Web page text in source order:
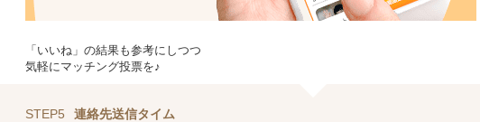
「いいね」の結果も参考にしつつ
気軽にマッチング投票を♪
STEP5 連絡先送信タイム